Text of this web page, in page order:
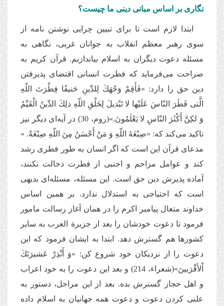
نگاری بر اساس مبانی دینی ما چیست؟
ابتدا لازم است تا برای تبیین چرایی نوشتن نامه از
سوی رهبر معظم انقلاب به جوانان غربی، نگاهی به
مسئله دعوت دیگران به اسلام بیاندازیم. قرآن کریم به
صراحت می‌فرماید که فطرت انسانی اقتضای پذیرفتن
دین حق را دارد: «فَأَقِمْ وَجْهَكَ لِلدِّینِ حَنیفًا فِطْرَتَ اللّهِ
الَّتی فَطَرَ النّاسَ عَلَیْها لا تَبْدیلَ لِخَلْقِ اللّهِ ذلِكَ الدِّینُ الْقَیِّمُ
وَ لكِنَّ أَكْثَرَ النّاسِ لا یَعْلَمُونَ.»(روم، 30) در آیه‌ای دیگر نیز
تاکید می‌کند که: «صِبْغَةَ اللّهِ وَ مَنْ أَحْسَنُ مِنَ اللّهِ صِبْغَةً. »
مدعای قرآن این است که اگر انسان به طور فطری رشد
کند و عوامل مزاحم و اجنبی از فطرت دخالت نکنند،
آماده پذیرش دین حق است. این مسئله، مسئله‌ای بدیهی
است که احتیاجی به استدلال ندارد. بر همین اساس
خداوند متعال پیامبر اکرم را در همان آغاز رسالت مامور
فرمود تا دعوت خودشان را بعد از جزیرة العرب به سایر
کشورها هم گسترش دهد. ابتدا به ایشان فرمود که این
دعوت را از نزدیکان خود شروع کن: «وَ أَنْذِرْ عَشیرَتَكَ
اْلأَقْرَبینَ»(شعراء، 214) و بعد این دعوت را به خود اعراب
و اهل حجاز گسترش بده. بعد از این مراحل، دستور به
علنی کردن دعوت و دعوت همه جهانیان به اسلام داده